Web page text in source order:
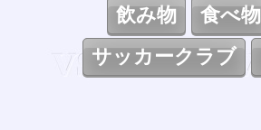
飲み物
食べ物
サッカークラブ